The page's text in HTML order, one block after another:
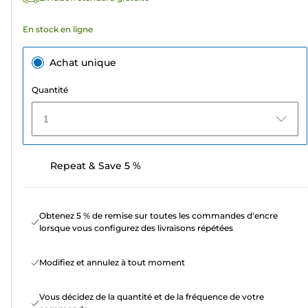
En stock en ligne
Achat unique
Quantité
1
Repeat & Save 5 %
Obtenez 5 % de remise sur toutes les commandes d'encre
lorsque vous configurez des livraisons répétées
Modifiez et annulez à tout moment
Vous décidez de la quantité et de la fréquence de votre